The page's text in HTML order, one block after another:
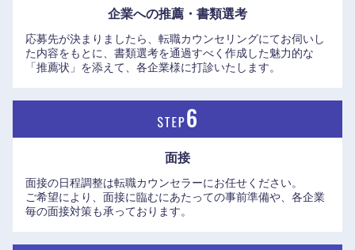
企業への推薦・書類選考
応募先が決まりましたら、転職カウンセリングにてお伺いし
た内容をもとに、書類選考を通過すべく作成した魅力的な
「推薦状」を添えて、各企業様に打診いたします。
面接
面接の日程調整は転職カウンセラーにお任せください。
ご希望により、面接に臨むにあたっての事前準備や、各企業
毎の面接対策も承っております。